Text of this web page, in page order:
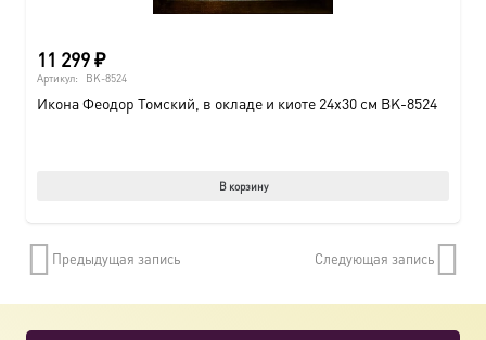
11 299₽
Артикул: BK-8524
Икона Феодор Томский, в окладе и киоте 24х30 см BK-8524
В корзину
Предыдущая запись Следующая запись